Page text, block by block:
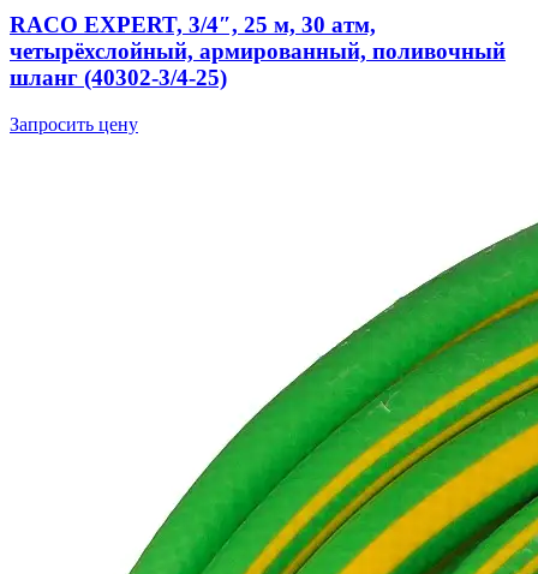
RACO EXPERT, 3/4″, 25 м, 30 атм,
четырёхслойный, армированный, поливочный
шланг (40302-3/4-25)
Запросить цену